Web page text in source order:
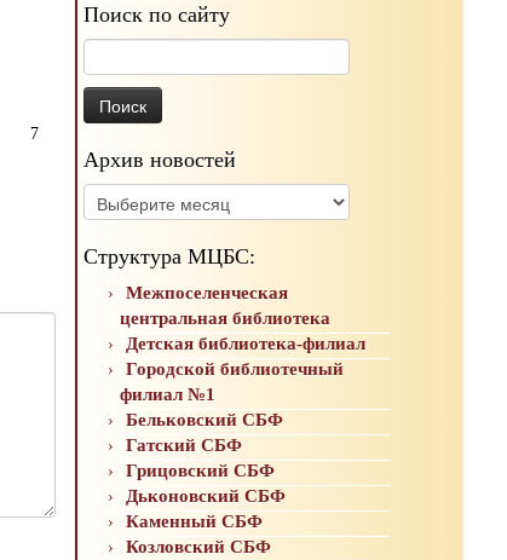
7
Поиск по сайту
Архив новостей
Архив
новостей
Структура МЦБС:
Межпоселенческая
центральная библиотека
Детская библиотека-филиал
Городской библиотечный
филиал №1
Бельковский СБФ
Гатский СБФ
Грицовский СБФ
Дьконовский СБФ
Каменный СБФ
Козловский СБФ